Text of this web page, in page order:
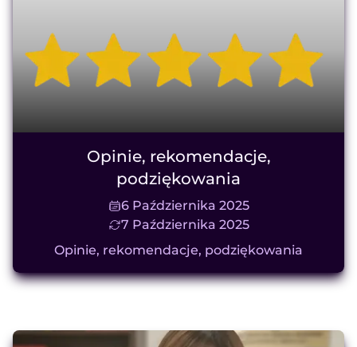
Opinie, rekomendacje,
podziękowania
6 Października 2025
7 Października 2025
Opinie, rekomendacje, podziękowania